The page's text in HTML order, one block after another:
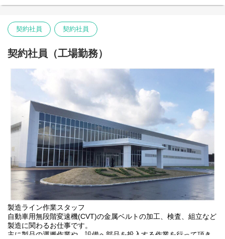
契約社員 契約社員
契約社員（工場勤務）
製造ライン作業スタッフ
自動車用無段階変速機(CVT)の金属ベルトの加工、検査、組立など
製造に関わるお仕事です。
主に製品の運搬作業や、設備へ部品を投入する作業を行って頂き